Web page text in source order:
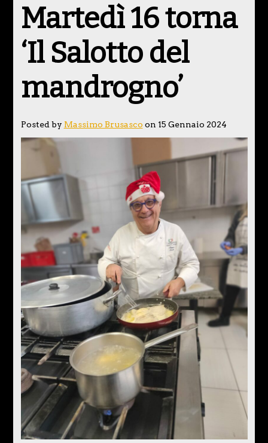
Martedì 16 torna
‘Il Salotto del
mandrogno’
Posted by Massimo Brusasco on 15 Gennaio 2024